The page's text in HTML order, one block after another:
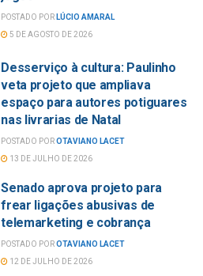
POSTADO POR LÚCIO AMARAL
5 DE AGOSTO DE 2026
Desserviço à cultura: Paulinho
veta projeto que ampliava
espaço para autores potiguares
nas livrarias de Natal
POSTADO POROTAVIANO LACET
13 DE JULHO DE 2026
Senado aprova projeto para
frear ligações abusivas de
telemarketing e cobrança
POSTADO POROTAVIANO LACET
12 DE JULHO DE 2026